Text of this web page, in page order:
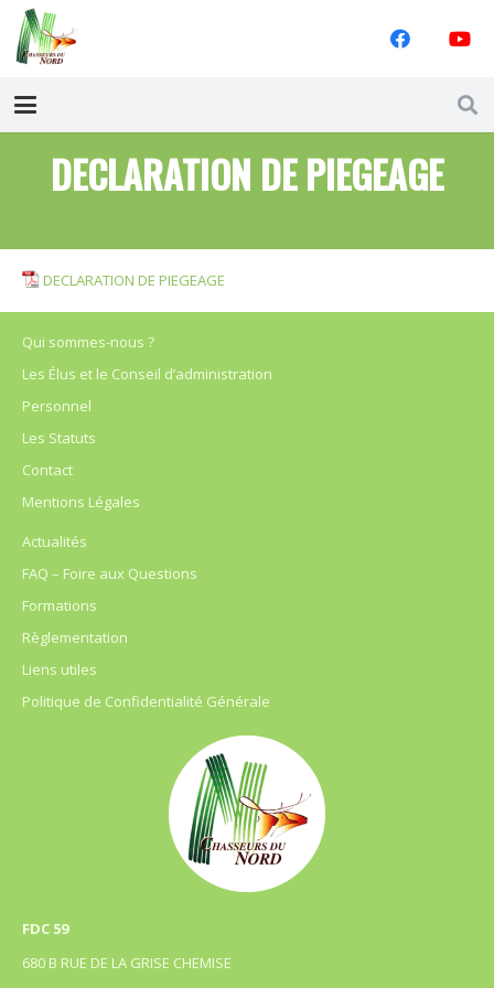
DECLARATION DE PIEGEAGE
DECLARATION DE PIEGEAGE
Qui sommes-nous ?
Les Élus et le Conseil d’administration
Personnel
Les Statuts
Contact
Mentions Légales
Actualités
FAQ – Foire aux Questions
Formations
Règlementation
Liens utiles
Politique de Confidentialité Générale
FDC 59
680 B RUE DE LA GRISE CHEMISE